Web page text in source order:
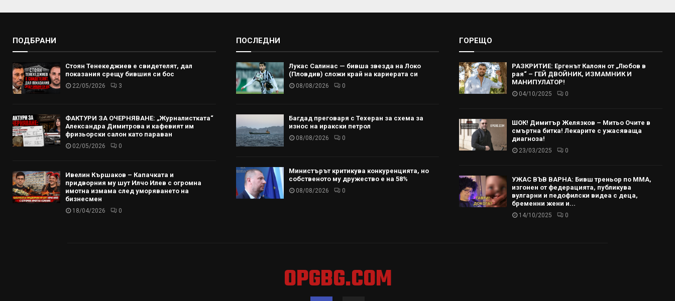
ПОДБРАНИ
Стоян Тенекеджиев е свидетелят, дал
показания срещу бившия си бос
22/05/2026 3
ФАКТУРИ ЗА ОЧЕРНЯВАНЕ: „Журналистката“
Александра Димитрова и кафевият им
фризьорски салон като параван
02/05/2026 0
Ивелин Кършаков – Капачката и
придворния му шут Илчо Илев с огромна
имотна измама след уморяването на
бизнесмен
18/04/2026 0
ПОСЛЕДНИ
Лукас Салинас — бивша звезда на Локо
(Пловдив) сложи край на кариерата си
08/08/2026 0
Багдад преговаря с Техеран за схема за
износ на иракски петрол
08/08/2026 0
Министърът критикува конкуренцията, но
собственото му дружество е на 58%
08/08/2026 0
ГОРЕЩО
РАЗКРИТИЕ: Ергенът Калоян от „Любов в
рая“ – ГЕЙ ДВОЙНИК, ИЗМАМНИК И
МАНИПУЛАТОР!
04/10/2025 0
ШОК! Димитър Желязков – Митьо Очите в
смъртна битка! Лекарите с ужасяваща
диагноза!
23/03/2025 0
УЖАС ВЪВ ВАРНА: Бивш треньор по ММА,
изгонен от федерацията, публикува
вулгарни и педофилски видеа с деца,
бременни жени и...
14/10/2025 0
OPGBG.COM